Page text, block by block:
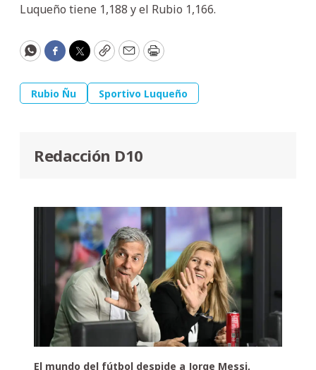
Luqueño tiene 1,188 y el Rubio 1,166.
WhatsApp
Facebook
Twitter
CopyEmailPrint
Rubio Ñu Sportivo Luqueño
Redacción D10
El mundo del fútbol despide a Jorge Messi,